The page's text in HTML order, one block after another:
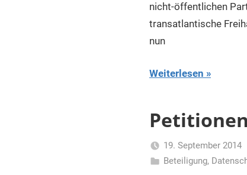
nicht-öffentlichen
transatlantische
nun
Weiterlesen
19. September 2014
Beteiligung,